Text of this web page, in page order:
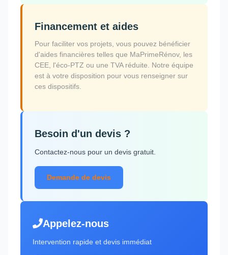
Financement et aides
Pour faciliter vos projets, vous pouvez bénéficier
d'aides financières telles que MaPrimeRénov, les
CEE, l'éco-PTZ ou une TVA réduite. Notre équipe
est à votre disposition pour vous renseigner sur
ces dispositifs.
Besoin d'un devis ?
Contactez-nous pour un devis gratuit.
Demande de devis
Appelez-nous
Intervention rapide et devis immédiat